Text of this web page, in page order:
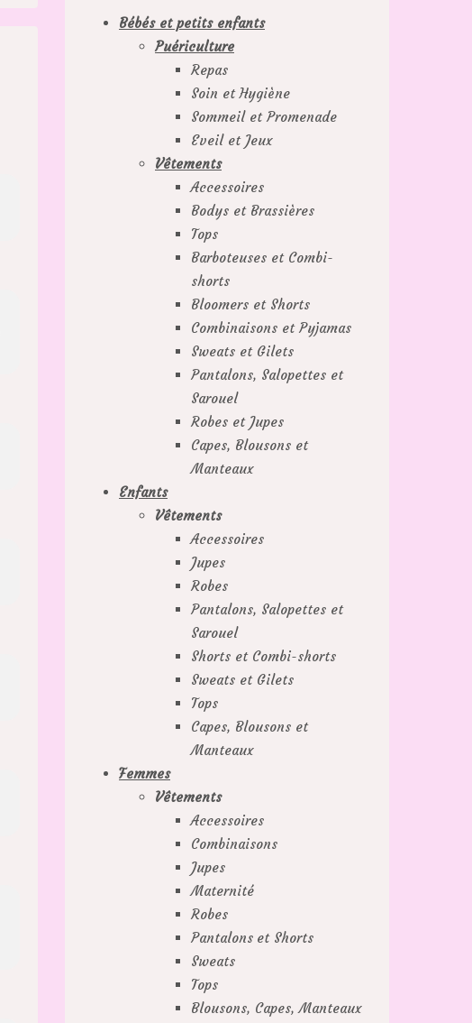
Bébés et petits enfants
Puériculture
Repas
Soin et Hygiène
Sommeil et Promenade
Eveil et Jeux
Vêtements
Accessoires
Bodys et Brassières
Tops
Barboteuses et Combi-
shorts
Bloomers et Shorts
Combinaisons et Pyjamas
Sweats et Gilets
Pantalons, Salopettes et
Sarouel
Robes et Jupes
Capes, Blousons et
Manteaux
Enfants
Vêtements
Accessoires
Jupes
Robes
Pantalons, Salopettes et
Sarouel
Shorts et Combi-shorts
Sweats et Gilets
Tops
Capes, Blousons et
Manteaux
Femmes
Vêtements
Accessoires
Combinaisons
Jupes
Maternité
Robes
Pantalons et Shorts
Sweats
Tops
Blousons, Capes, Manteaux